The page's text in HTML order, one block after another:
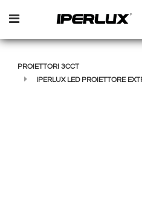
Open menu
PROIETTORI 3CCT
IPERLUX LED PROIETTORE